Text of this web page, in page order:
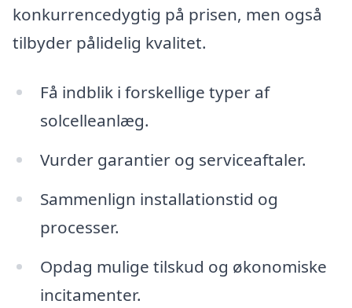
konkurrencedygtig på prisen, men også
tilbyder pålidelig kvalitet.
Få indblik i forskellige typer af
solcelleanlæg.
Vurder garantier og serviceaftaler.
Sammenlign installationstid og
processer.
Opdag mulige tilskud og økonomiske
incitamenter.